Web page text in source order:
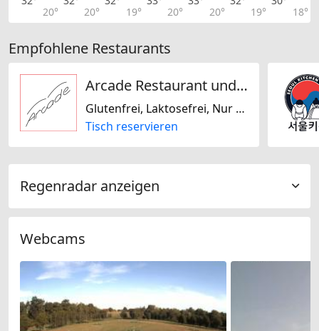
20°
20°
19°
20°
20°
19°
18°
Empfohlene Restaurants
Arcade Restaurant und Bar
Glutenfrei, Laktosefrei, Nur vegan, Nur vegetarisch, Nussfrei, Sojafrei, Deutsch, Europäisch, International, Italienisch, Amerikanisch, Österreichisch, Regional, Saisonal, Schweizerisch
Tisch reservieren
Regenradar anzeigen
Webcams